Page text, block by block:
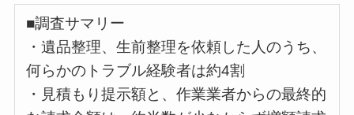
■調査サマリー
・遺品整理、生前整理を依頼した人のうち、
何らかのトラブル経験者は約4割
・見積もり提示額と、作業業者からの最終的